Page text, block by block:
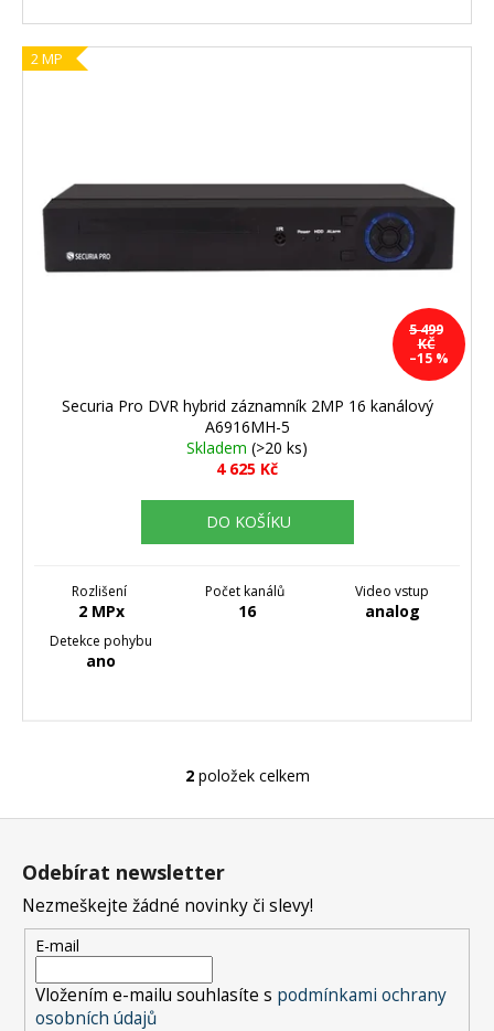
2 MP
5 499
KČ
–15 %
Securia Pro DVR hybrid záznamník 2MP 16 kanálový
A6916MH-5
Skladem (>20 ks)
4 625 Kč
DO KOŠÍKU
Rozlišení
2 MPx
Počet kanálů
16
Video vstup
analog
Detekce pohybu
ano
O
a
c
r
2položek celkem
Z
Odebírat newsletter
Nezmeškejte žádné novinky či slevy!
E-mail
Vložením e-mailu souhlasíte s podmínkami ochrany
osobních údajů